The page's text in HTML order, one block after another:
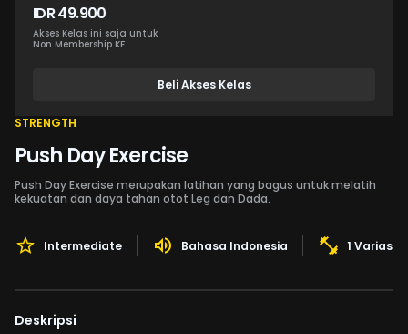
IDR 49.900
Akses Kelas ini saja untuk
Non Membership KF
Beli Akses Kelas
STRENGTH
Push Day Exercise
Push Day Exercise merupakan latihan yang bagus untuk melatih
kekuatan dan daya tahan otot Leg dan Dada.
Intermediate Bahasa Indonesia 1 Variasi
Deskripsi